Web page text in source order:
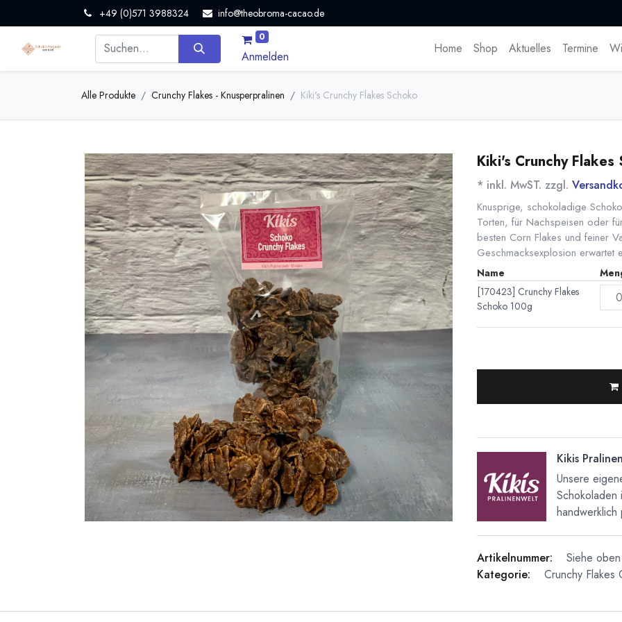
+49 (0)571 3988324 info@theobroma-cacao.de
0
Anmelden
Home Shop Aktuelles Termine
Alle Produkte Crunchy Flakes - Knusperpralinen Kiki's Crunchy Flakes Schoko
Kiki's Crunchy Flakes
* inkl. MwST. zzgl.
Knusprige, schokoladige
Torten, für Nachspeisen oder
besten Corn Flakes und feiner
Geschmacksexplosion erwartet
Name
[170423] Crunchy Flakes
Schoko 100g
Kikis
Unsere
handwerklich
Artikelnummer:
Siehe
Kategorie:
Crunchy Flakes